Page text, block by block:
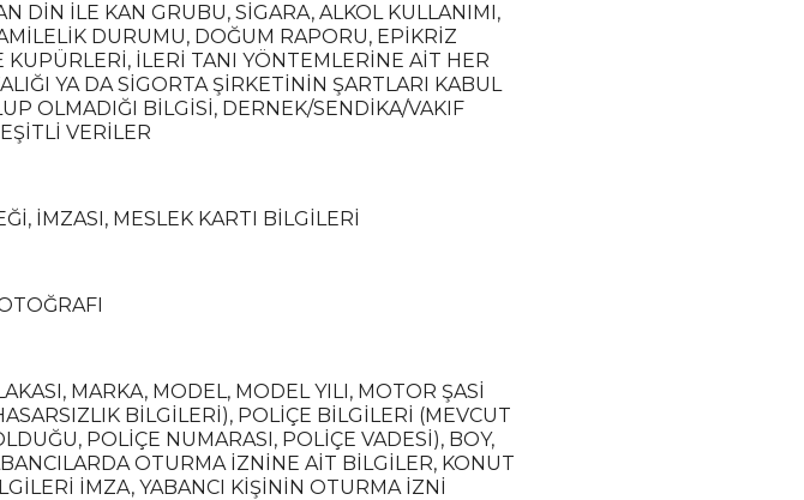
DİN İLE KAN GRUBU, SİGARA, ALKOL KULLANIMI,
DURUMU, DOĞUM RAPORU, EPİKRİZ
İLERİ TANI YÖNTEMLERİNE AİT HER
YA DA SİGORTA ŞİRKETİNİN ŞARTLARI KABUL
OLMADIĞI BİLGİSİ, DERNEK/SENDİKA/VAKIF
VERİLER
İMZASI, MESLEK KARTI BİLGİLERİ
MARKA, MODEL, MODEL YILI, MOTOR ŞASİ
BİLGİLERİ), POLİÇE BİLGİLERİ (MEVCUT
POLİÇE NUMARASI, POLİÇE VADESİ), BOY,
OTURMA İZNİNE AİT BİLGİLER, KONUT
İMZA, YABANCI KİŞİNİN OTURMA İZNİ